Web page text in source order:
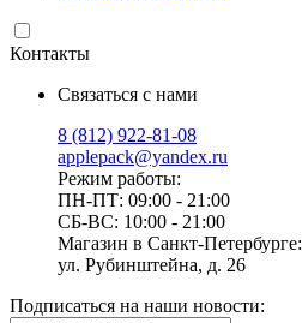
Контакты
Связаться с нами
8 (812) 922-81-08
applepack@yandex.ru
Режим работы:
ПН-ПТ: 09:00 - 21:00
СБ-ВС: 10:00 - 21:00
Магазин в Санкт-Петербурге:
ул. Рубинштейна, д. 26
Подписаться на наши новости: